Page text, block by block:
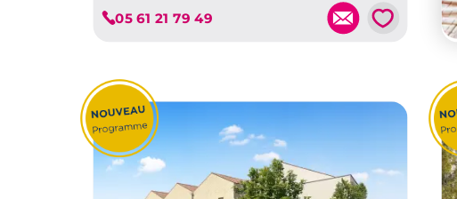
05 61 21 79 49 💗